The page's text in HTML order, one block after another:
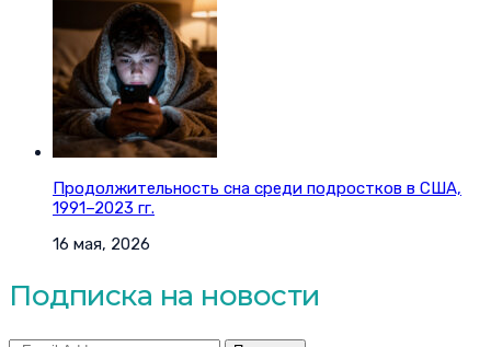
Продолжительность сна среди подростков в США,
1991–2023 гг.
16 мая, 2026
Подписка на новости